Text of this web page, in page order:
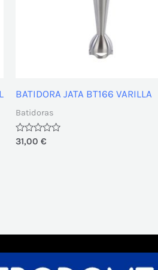
BATIDORA JATA BT166 VARILLA
Batidoras
Valorado
con
31,00 €